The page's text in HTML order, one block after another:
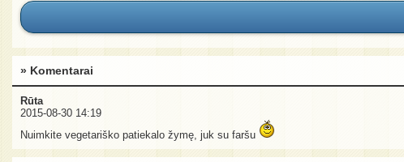
» Komentarai
Rūta
2015-08-30 14:19
Nuimkite vegetariško patiekalo žymę, juk su faršu